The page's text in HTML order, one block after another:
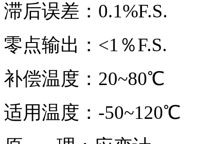
滞后误差：0.1%F.S.
零点输出：<1％F.S.
补偿温度：20~80℃
适用温度：-50~120℃